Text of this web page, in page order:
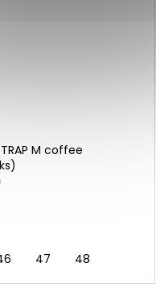
M coffee
47 48